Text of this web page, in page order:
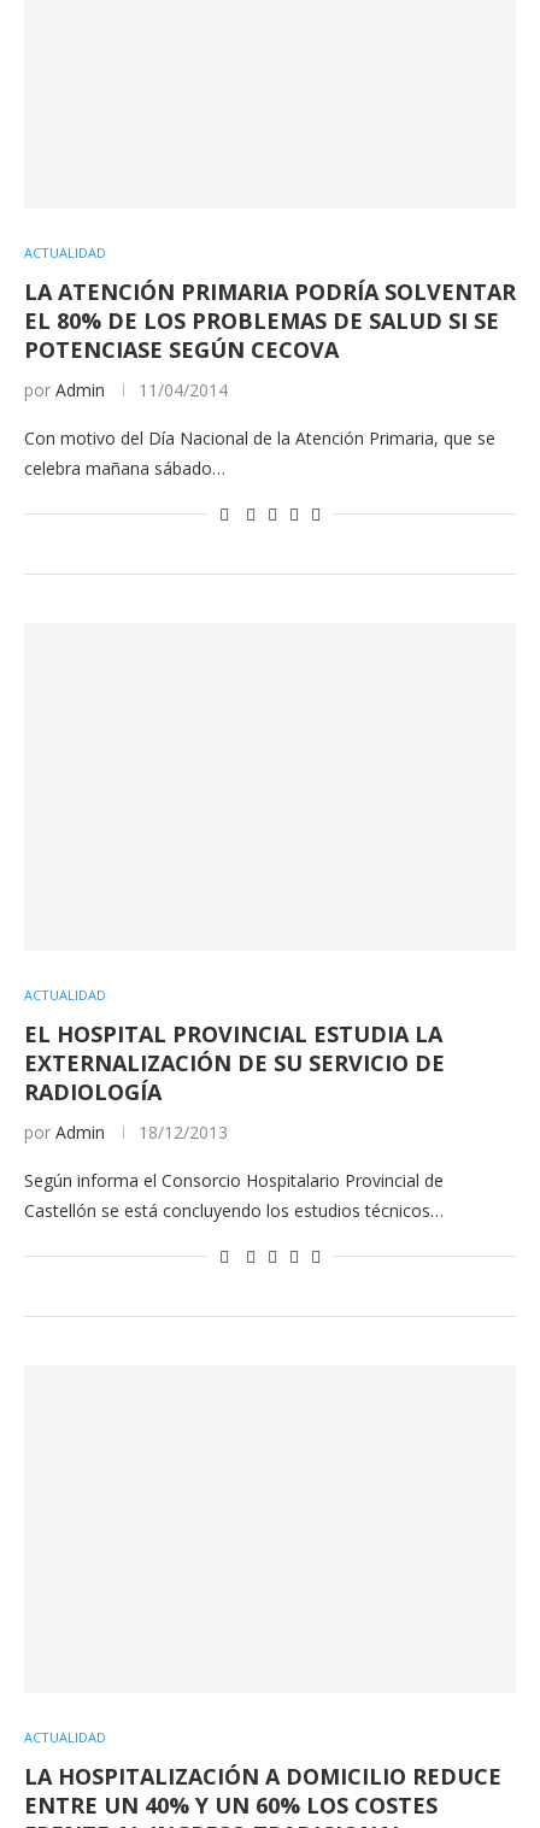
ACTUALIDAD
LA ATENCIÓN PRIMARIA PODRÍA SOLVENTAR
EL 80% DE LOS PROBLEMAS DE SALUD SI SE
POTENCIASE SEGÚN CECOVA
por Admin 11/04/2014
Con motivo del Día Nacional de la Atención Primaria, que se
celebra mañana sábado…
ACTUALIDAD
EL HOSPITAL PROVINCIAL ESTUDIA LA
EXTERNALIZACIÓN DE SU SERVICIO DE
RADIOLOGÍA
por Admin 18/12/2013
Según informa el Consorcio Hospitalario Provincial de
Castellón se está concluyendo los estudios técnicos…
ACTUALIDAD
LA HOSPITALIZACIÓN A DOMICILIO REDUCE
ENTRE UN 40% Y UN 60% LOS COSTES